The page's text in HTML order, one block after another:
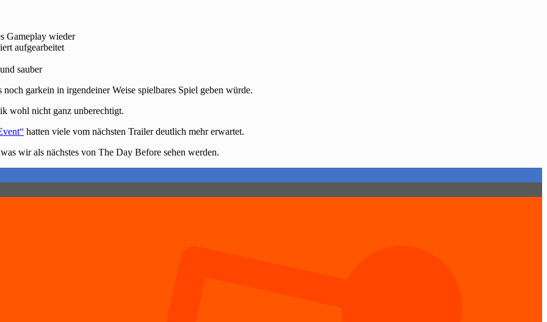
Gameplay wieder
aufgearbeitet
sauber
garkein in irgendeiner Weise spielbares Spiel geben würde.
wohl nicht ganz unberechtigt.
hatten viele vom nächsten Trailer deutlich mehr erwartet.
wir als nächstes von The Day Before sehen werden.